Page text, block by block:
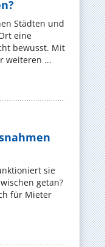
Städten und
eine
bewusst. Mit
weiteren ...
sie
getan?
für Mieter